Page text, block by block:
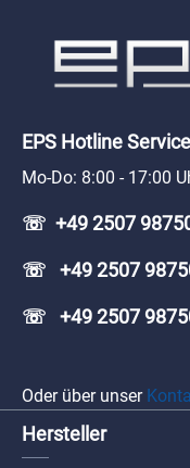
EPS Hotline Service
Mo-Do: 8:00 - 17:00
☏ +49 2507
☏ +49 2507
☏ +49 2507
Oder über unser
Hersteller